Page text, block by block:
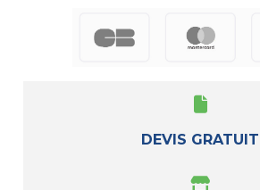
DEVIS GRATUIT